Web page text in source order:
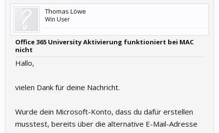
Thomas Löwe
Win User
Office 365 University Aktivierung funktioniert bei MAC
nicht
Hallo,
vielen Dank für deine Nachricht.
Wurde dein Microsoft-Konto, dass du dafür erstellen
musstest, bereits über die alternative E-Mail-Adresse